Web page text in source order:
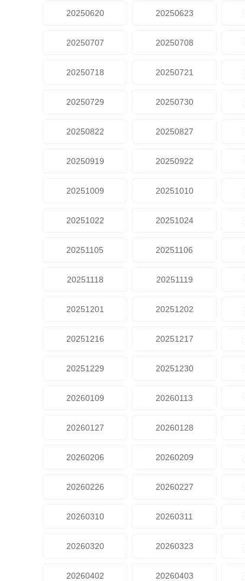
20250620 20250623
20250707 20250708
20250718 20250721
20250729 20250730
20250822 20250827
20250919 20250922
20251009 20251010
20251022 20251024
20251105 20251106
20251118 20251119
20251201 20251202
20251216 20251217
20251229 20251230
20260109 20260113
20260127 20260128
20260206 20260209
20260226 20260227
20260310 20260311
20260320 20260323
20260402 20260403